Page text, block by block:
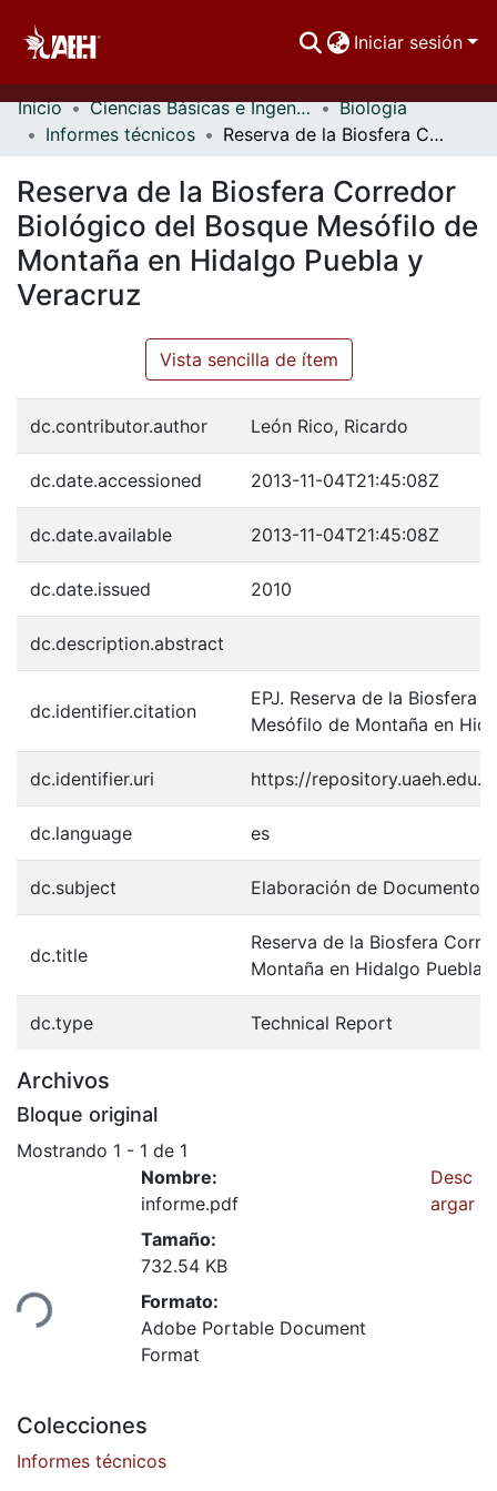
Iniciar sesión
Comunidades
Estadísticas
Inicio Ciencias Básicas e Ingeniería
Biología
Informes técnicos
Reserva de la Biosfera Corredor Biológico del Bosque Mesófilo de Montaña en Hidalgo Puebla y Veracruz
Reserva de la Biosfera Corredor
Biológico del Bosque Mesófilo de
Montaña en Hidalgo Puebla y
Veracruz
Vista sencilla de ítem
dc.contributor.author León Rico, Ricardo
dc.date.accessioned 2013-11-04T21:45:08Z
dc.date.available 2013-11-04T21:45:08Z
dc.date.issued 2010
dc.description.abstract
dc.identifier.citation
EPJ. Reserva de la Biosfera
Mesófilo de Montaña en
dc.identifier.uri https://
dc.language es
dc.subject Elaboración de
dc.title
Reserva de la Biosfera
Montaña en Hidalgo Puebla
dc.type Technical Report
Archivos
Bloque original
Mostrando 1 - 1 de 1
Nombre:
informe.pdf
Tamaño:
732.54 KB
Formato:
Adobe Portable Document
Format
Desc
argar
Colecciones
Informes técnicos